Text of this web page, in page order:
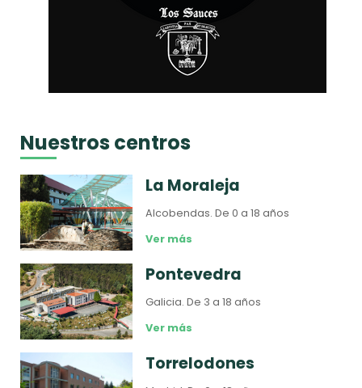
Nuestros centros
La Moraleja
Alcobendas.De 0 a 18 años
Ver más
Pontevedra
Galicia.De 3 a 18 años
Ver más
Torrelodones